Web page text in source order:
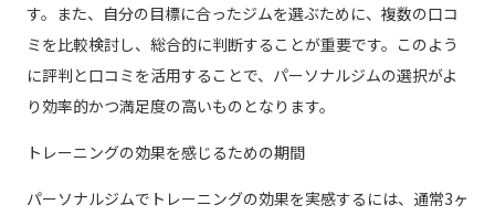
す。また、自分の目標に合ったジムを選ぶために、複数の口コ
ミを比較検討し、総合的に判断することが重要です。このよう
に評判と口コミを活用することで、パーソナルジムの選択がよ
り効率的かつ満足度の高いものとなります。
トレーニングの効果を感じるための期間
パーソナルジムでトレーニングの効果を実感するには、通常3ヶ